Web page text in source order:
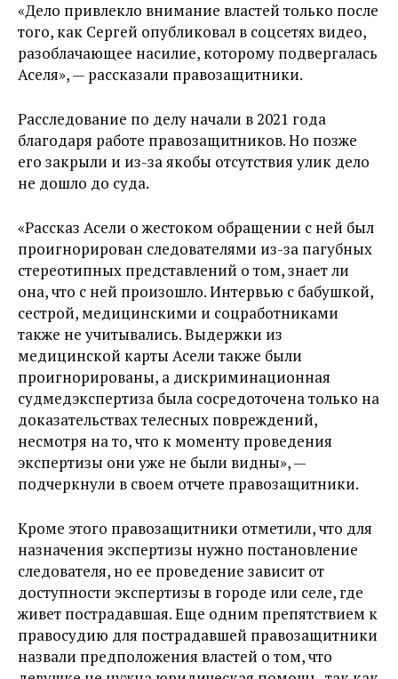
«Дело привлекло внимание властей только после
того, как Сергей опубликовал в соцсетях видео,
разоблачающее насилие, которому подвергалась
Аселя», — рассказали правозащитники.
Расследование по делу начали в 2021 года
благодаря работе правозащитников. Но позже
его закрыли и из-за якобы отсутствия улик дело
не дошло до суда.
«Рассказ Асели о жестоком обращении с ней был
проигнорирован следователями из-за пагубных
стереотипных представлений о том, знает ли
она, что с ней произошло. Интервью с бабушкой,
сестрой, медицинскими и соцработниками
также не учитывались. Выдержки из
медицинской карты Асели также были
проигнорированы, а дискриминационная
судмедэкспертиза была сосредоточена только на
доказательствах телесных повреждений,
несмотря на то, что к моменту проведения
экспертизы они уже не были видны», —
подчеркнули в своем отчете правозащитники.
Кроме этого правозащитники отметили, что для
назначения экспертизы нужно постановление
следователя, но ее проведение зависит от
доступности экспертизы в городе или селе, где
живет пострадавшая. Еще одним препятствием к
правосудию для пострадавшей правозащитники
назвали предположения властей о том, что